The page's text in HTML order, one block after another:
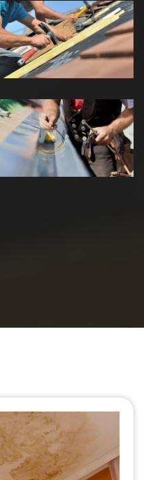
Réparation de
toiture 39
Jura
Travaux de
zinguerie 39
Jura